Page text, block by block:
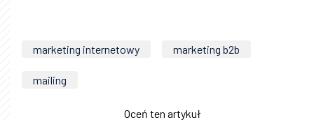
marketing internetowy marketing b2b
mailing
Oceń ten artykuł